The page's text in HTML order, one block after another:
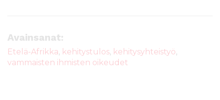
e
b
o
te
r
A
p
Avainsanat:
Etelä-Afrikka, kehitystulos, kehitysyhteistyö,
vammaisten ihmisten oikeudet